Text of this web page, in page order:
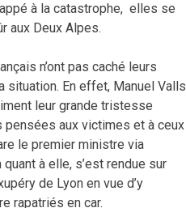
à la catastrophe, elles se
aux Deux Alpes.
n’ont pas caché leurs
situation. En effet, Manuel Valls
leur grande tristesse
pensées aux victimes et à ceux
le premier ministre via
à elle, s’est rendue sur
de Lyon en vue d’y
rapatriés en car.